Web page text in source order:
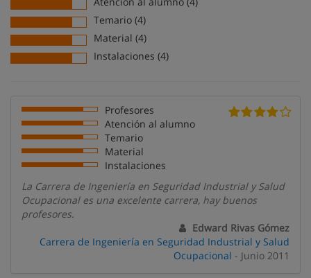
Temario (4)
Material (4)
Instalaciones (4)
Profesores
Atención al alumno
Temario
Material
Instalaciones
La Carrera de Ingeniería en Seguridad Industrial y Salud
Ocupacional es una excelente carrera, hay buenos
profesores.
Edward Rivas Gómez
Carrera de Ingeniería en Seguridad Industrial y Salud
Ocupacional - Junio 2011